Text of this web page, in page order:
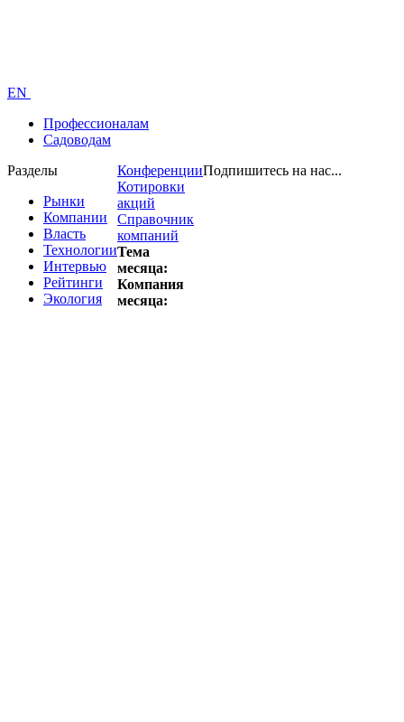
EN
Профессионалам
Садоводам
Разделы
Рынки
Компании
Власть
Технологии
Интервью
Рейтинги
Экология
Конференции
Котировки
акций
Справочник
компаний
Тема
месяца:
Компания
месяца:
Подпишитесь на нас...